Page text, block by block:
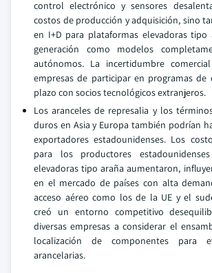
control electrónico y sensores
costos de producción y adquisición, sino
en I+D para plataformas elevadoras tipo
generación como modelos
autónomos. La incertidumbre
empresas de participar en programas de
plazo con socios tecnológicos extranjeros.
Los aranceles de represalia y los
duros en Asia y Europa también podrían
exportadores estadounidenses. Los
para los productores
elevadoras tipo araña aumentaron,
en el mercado de países con alta
acceso aéreo como los de la UE y el
creó un entorno competitivo
diversas empresas a considerar el
localización de componentes para
arancelarias.